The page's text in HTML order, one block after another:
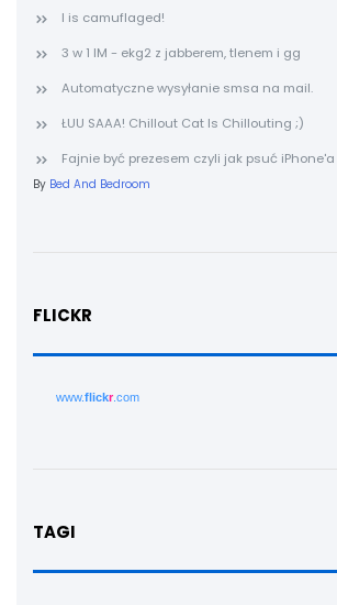
I is camuflaged!
3 w 1 IM - ekg2 z jabberem, tlenem i gg
Automatyczne wysyłanie smsa na mail.
ŁUU SAAA! Chillout Cat Is Chillouting ;)
Fajnie być prezesem czyli jak psuć
By Bed And Bedroom
FLICKR
www.flickr.com
TAGI